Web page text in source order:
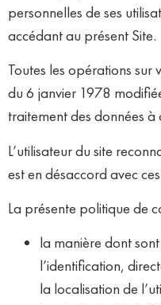
personnelles de ses
accédant au présent Site.
Toutes les opérations
du 6 janvier 1978
traitement des données
L’utilisateur du site
est en désaccord avec
La présente politique de
la manière dont
l’identification,
la localisation de